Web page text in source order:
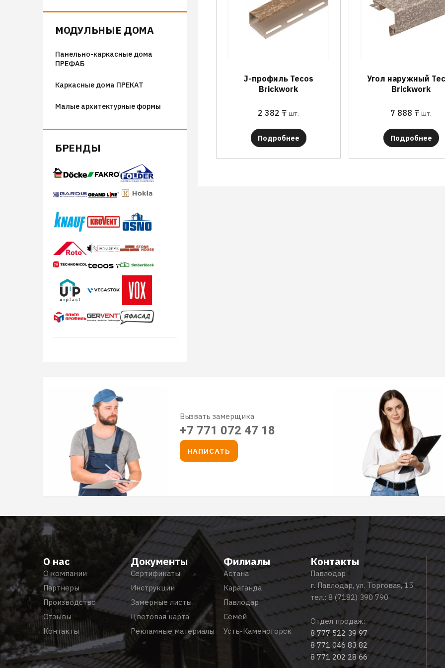
Адресные таблички, указатели,
декор
Козырьки на входные группы
МОДУЛЬНЫЕ ДОМА
Панельно-каркасные дома
ПРЕФАБ
Каркасные дома ПРЕКАТ
Малые архитектурные формы
БРЕНДЫ
J-профиль Tecos
Brickwork
2 382 ₸ шт.
Подробнее
Угол наружный
Brickwork
7 888 ₸ шт.
Подробнее
Вызвать замерщика
+7 771 072 47 18
НАПИСАТЬ
О нас
О компании
Партнеры
Производство
Отзывы
Контакты
Документы
Сертификаты
Инструкции
Замерные листы
Цветовая карта
Рекламные материалы
Филиалы
Астана
Караганда
Павлодар
Семей
Усть-Каменогорск
Контакты
Павлодар
г. Павлодар, ул. Торговая, 15
тел.: 8 (7182) 390 790
Отдел продаж:
8 777 522 39 97
8 771 046 83 82
8 771 202 28 66